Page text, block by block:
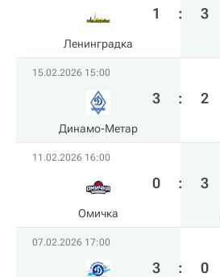
Ленинградка
1 : 3
15.02.2026 15:00
Динамо-Метар
3 : 2
11.02.2026 16:00
Омичка
0 : 3
07.02.2026 17:00
3 : 0